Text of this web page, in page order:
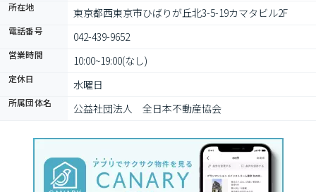
所在地 東京都西東京市ひばりが丘北3-5-19カマタビル2F
電話番号 042-439-9652
営業時間 10:00~19:00(なし)
定休日 水曜日
所属団体名 公益社団法人　全日本不動産協会